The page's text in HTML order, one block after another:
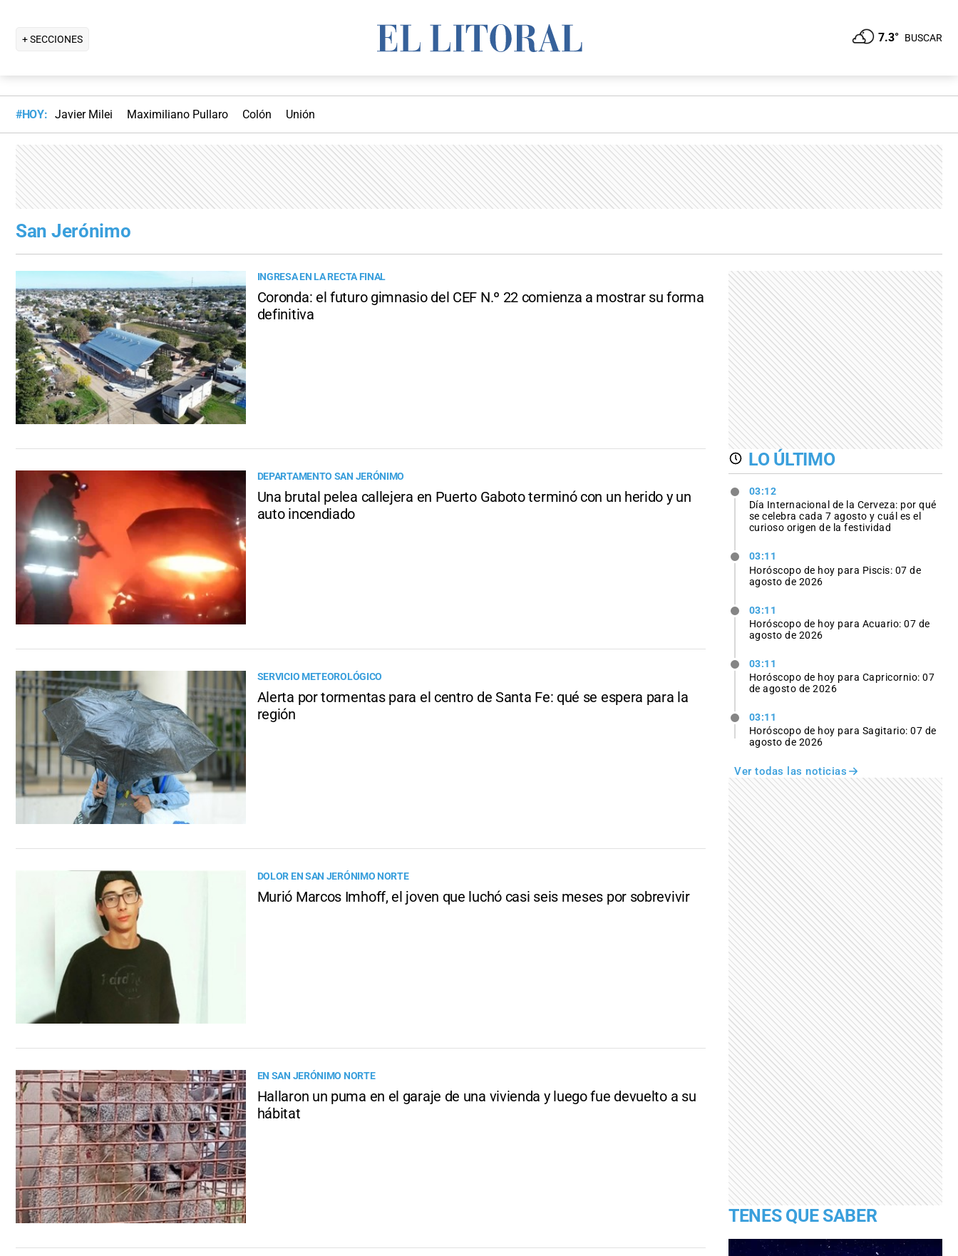
+ SECCIONES 7.3° BUSCAR
#HOY: Javier Milei Maximiliano Pullaro Colón Unión
San Jerónimo
INGRESA EN LA RECTA FINAL
Coronda: el futuro gimnasio del CEF N.º 22 comienza a mostrar su forma
definitiva
DEPARTAMENTO SAN JERÓNIMO
Una brutal pelea callejera en Puerto Gaboto terminó con un herido y un
auto incendiado
SERVICIO METEOROLÓGICO
Alerta por tormentas para el centro de Santa Fe: qué se espera para la
región
DOLOR EN SAN JERÓNIMO NORTE
Murió Marcos Imhoff, el joven que luchó casi seis meses por sobrevivir
EN SAN JERÓNIMO NORTE
Hallaron un puma en el garaje de una vivienda y luego fue devuelto a su
hábitat
LO ÚLTIMO
03:12
Día Internacional de la Cerveza: por qué
se celebra cada 7 agosto y cuál es el
curioso origen de la festividad
03:11
Horóscopo de hoy para Piscis: 07 de
agosto de 2026
03:11
Horóscopo de hoy para Acuario: 07 de
agosto de 2026
03:11
Horóscopo de hoy para Capricornio: 07
de agosto de 2026
03:11
Horóscopo de hoy para Sagitario: 07 de
agosto de 2026
Ver todas las noticias
TENES QUE SABER